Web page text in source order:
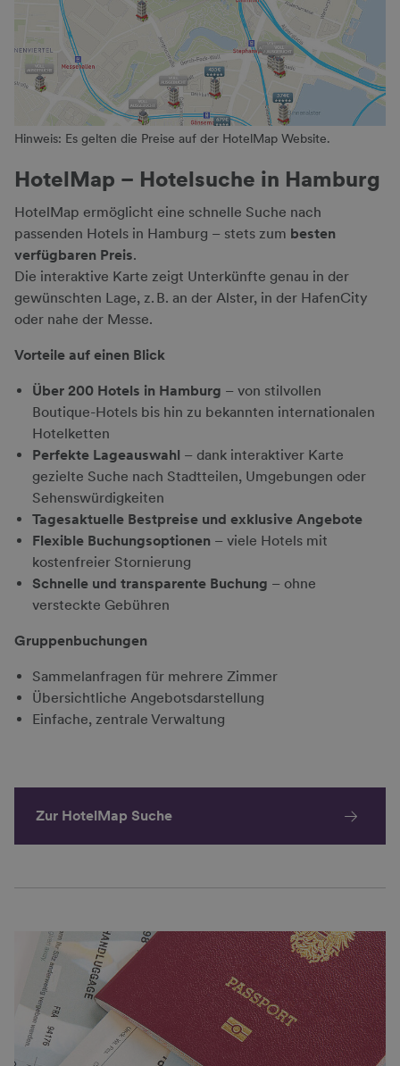
Hinweis: Es gelten die Preise auf der HotelMap Website.
HotelMap – Hotelsuche in Hamburg
HotelMap ermöglicht eine schnelle Suche nach
passenden Hotels in Hamburg – stets zum besten
verfügbaren Preis.
Die interaktive Karte zeigt Unterkünfte genau in der
gewünschten Lage, z. B. an der Alster, in der HafenCity
oder nahe der Messe.
Vorteile auf einen Blick
Über 200 Hotels in Hamburg – von stilvollen
Boutique-Hotels bis hin zu bekannten internationalen
Hotelketten
Perfekte Lageauswahl – dank interaktiver Karte
gezielte Suche nach Stadtteilen, Umgebungen oder
Sehenswürdigkeiten
Tagesaktuelle Bestpreise und exklusive Angebote
Flexible Buchungsoptionen – viele Hotels mit
kostenfreier Stornierung
Schnelle und transparente Buchung – ohne
versteckte Gebühren
Gruppenbuchungen
Sammelanfragen für mehrere Zimmer
Übersichtliche Angebotsdarstellung
Einfache, zentrale Verwaltung
Zur HotelMap Suche